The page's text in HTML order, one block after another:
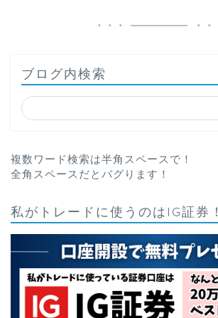
ブログ内検索
複数ワード検索は半角スペースで！
全角スペースだとバグります！
私がトレードに使うのはIG証券！